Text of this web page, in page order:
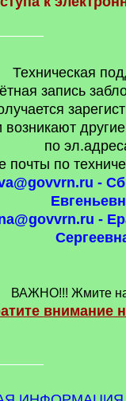
Техническая
запись
по
почты по
-
-
ВАЖНО!!! Жмите
внимание